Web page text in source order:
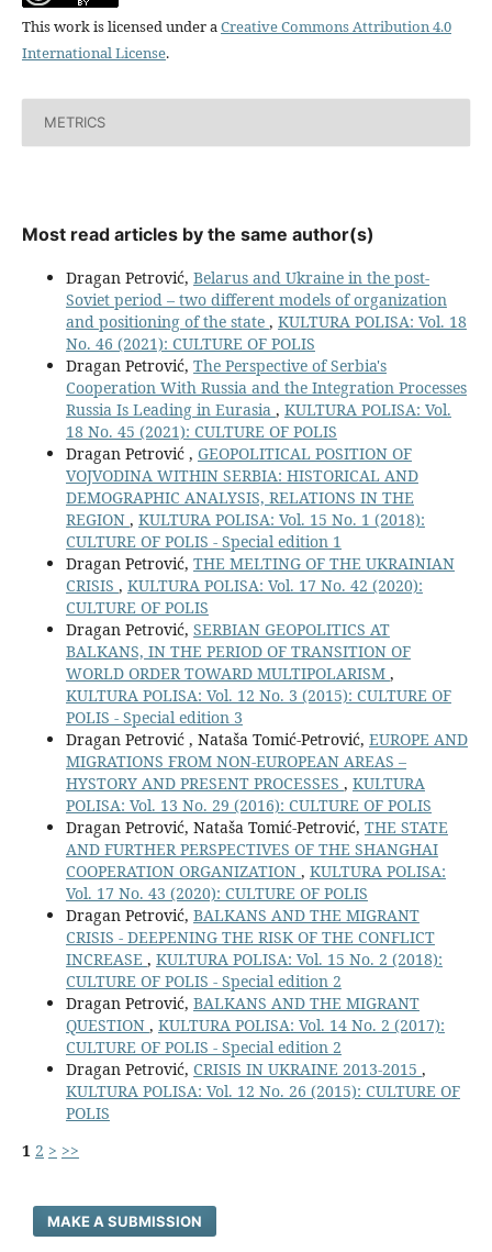
This work is licensed under aCreative Commons Attribution 4.0
International License.
METRICS
Most read articles by the same author(s)
Dragan Petrović, Belarus and Ukraine in the post-
Soviet period – two different models of organization
and positioning of the state , KULTURA POLISA: Vol. 18
No. 46 (2021): CULTURE OF POLIS
Dragan Petrović, The Perspective of Serbia's
Cooperation With Russia and the Integration Processes
Russia Is Leading in Eurasia , KULTURA POLISA: Vol.
18 No. 45 (2021): CULTURE OF POLIS
Dragan Petrović , GEOPOLITICAL POSITION OF
VOJVODINA WITHIN SERBIA: HISTORICAL AND
DEMOGRAPHIC ANALYSIS, RELATIONS IN THE
REGION , KULTURA POLISA: Vol. 15 No. 1 (2018):
CULTURE OF POLIS - Special edition 1
Dragan Petrović, THE MELTING OF THE UKRAINIAN
CRISIS , KULTURA POLISA: Vol. 17 No. 42 (2020):
CULTURE OF POLIS
Dragan Petrović, SERBIAN GEOPOLITICS AT
BALKANS, IN THE PERIOD OF TRANSITION OF
WORLD ORDER TOWARD MULTIPOLARISM ,
KULTURA POLISA: Vol. 12 No. 3 (2015): CULTURE OF
POLIS - Special edition 3
Dragan Petrović , Nataša Tomić-Petrović, EUROPE AND
MIGRATIONS FROM NON-EUROPEAN AREAS –
HYSTORY AND PRESENT PROCESSES , KULTURA
POLISA: Vol. 13 No. 29 (2016): CULTURE OF POLIS
Dragan Petrović, Nataša Tomić-Petrović, THE STATE
AND FURTHER PERSPECTIVES OF THE SHANGHAI
COOPERATION ORGANIZATION , KULTURA POLISA:
Vol. 17 No. 43 (2020): CULTURE OF POLIS
Dragan Petrović, BALKANS AND THE MIGRANT
CRISIS - DEEPENING THE RISK OF THE CONFLICT
INCREASE , KULTURA POLISA: Vol. 15 No. 2 (2018):
CULTURE OF POLIS - Special edition 2
Dragan Petrović, BALKANS AND THE MIGRANT
QUESTION , KULTURA POLISA: Vol. 14 No. 2 (2017):
CULTURE OF POLIS - Special edition 2
Dragan Petrović, CRISIS IN UKRAINE 2013-2015 ,
KULTURA POLISA: Vol. 12 No. 26 (2015): CULTURE OF
POLIS
1 2 > >>
MAKE A SUBMISSION